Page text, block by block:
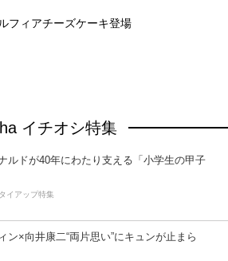
フィアチーズケーキ登場
イチオシ特集
ルドが40年にわたり支える「小学生の甲子
イアップ特集
ン×向井康二“両片思い”にキュンが止まら